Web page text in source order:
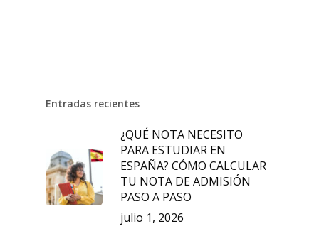
Entradas recientes
¿QUÉ NOTA NECESITO
PARA ESTUDIAR EN
ESPAÑA? CÓMO CALCULAR
TU NOTA DE ADMISIÓN
PASO A PASO
julio 1, 2026